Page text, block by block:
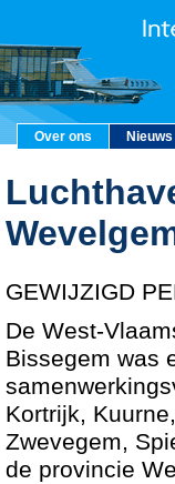
Over ons Nieuws
GEWIJZIGD
De West-
Bissegem was
Kortrijk,
Zwevegem,
de provincie